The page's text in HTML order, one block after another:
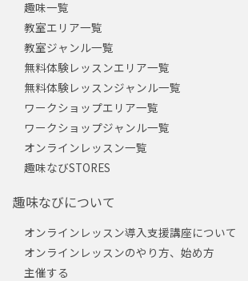
趣味一覧
教室エリア一覧
教室ジャンル一覧
無料体験レッスンエリア一覧
無料体験レッスンジャンル一覧
ワークショップエリア一覧
ワークショップジャンル一覧
オンラインレッスン一覧
趣味なびSTORES
趣味なびについて
オンラインレッスン導入支援講座について
オンラインレッスンのやり方、始め方
主催する